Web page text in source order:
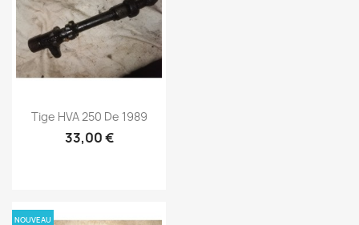
Tige HVA 250 De 1989
33,00 €
NOUVEAU